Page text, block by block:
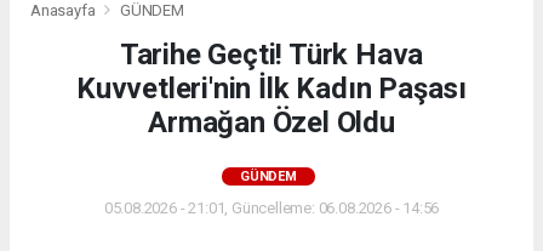
Anasayfa GÜNDEM
Tarihe Geçti! Türk Hava
Kuvvetleri'nin İlk Kadın Paşası
Armağan Özel Oldu
GÜNDEM
05.08.2026 - 21:01, Güncelleme: 06.08.2026 - 14:56